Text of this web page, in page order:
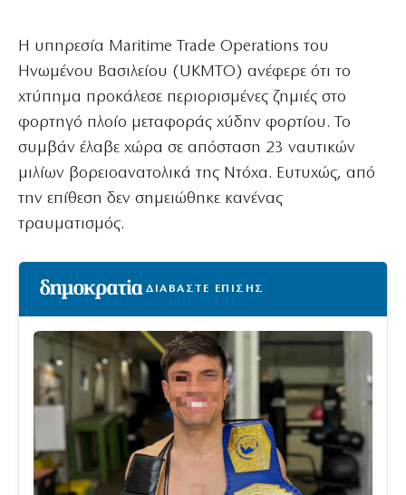
Η υπηρεσία Maritime Trade Operations του
Ηνωμένου Βασιλείου (UKMTO) ανέφερε ότι το
χτύπημα προκάλεσε περιορισμένες ζημιές στο
φορτηγό πλοίο μεταφοράς χύδην φορτίου. Το
συμβάν έλαβε χώρα σε απόσταση 23 ναυτικών
μιλίων βορειοανατολικά της Ντόχα. Ευτυχώς, από
την επίθεση δεν σημειώθηκε κανένας
τραυματισμός.
ΔΙΑΒΑΣΤΕ ΕΠΙΣΗΣ